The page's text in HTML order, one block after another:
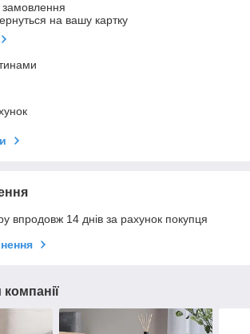
на вашу картку
впродовж 14 днів за рахунок покупця
компанії